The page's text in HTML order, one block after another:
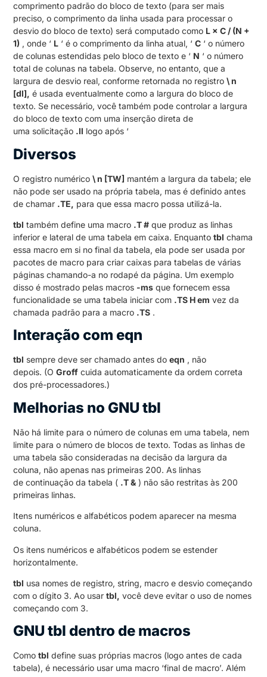
comprimento padrão do bloco de texto (para ser mais
preciso, o comprimento da linha usada para processar o
desvio do bloco de texto) será computado como L × C / (N +
1) , onde ‘ L ‘ é o comprimento da linha atual, ‘C ‘ o número
de colunas estendidas pelo bloco de texto e ‘ N ‘ o número
total de colunas na tabela. Observe, no entanto, que a
largura de desvio real, conforme retornada no registro\ n
[dl], é usada eventualmente como a largura do bloco de
texto. Se necessário, você também pode controlar a largura
do bloco de texto com uma inserção direta de
uma solicitação .ll logo após ‘
Diversos
O registro numérico\ n [TW] mantém a largura da tabela; ele
não pode ser usado na própria tabela, mas é definido antes
de chamar .TE, para que essa macro possa utilizá-la.
tbl também define uma macro .T # que produz as linhas
inferior e lateral de uma tabela em caixa. Enquantotbl chama
essa macro em si no final da tabela, ela pode ser usada por
pacotes de macro para criar caixas para tabelas de várias
páginas chamando-a no rodapé da página. Um exemplo
disso é mostrado pelas macros -ms que fornecem essa
funcionalidade se uma tabela iniciar com .TS H em vez da
chamada padrão para a macro .TS .
Interação com eqn
tbl sempre deve ser chamado antes doeqn , não
depois. (OGroff cuida automaticamente da ordem correta
dos pré-processadores.)
Melhorias no GNU tbl
Não há limite para o número de colunas em uma tabela, nem
limite para o número de blocos de texto. Todas as linhas de
uma tabela são consideradas na decisão da largura da
coluna, não apenas nas primeiras 200. As linhas
de continuação da tabela ( .T & ) não são restritas às 200
primeiras linhas.
Itens numéricos e alfabéticos podem aparecer na mesma
coluna.
Os itens numéricos e alfabéticos podem se estender
horizontalmente.
tbl usa nomes de registro, string, macro e desvio começando
com o dígito 3. Ao usartbl, você deve evitar o uso de nomes
começando com 3.
GNU tbl dentro de macros
Comotbl define suas próprias macros (logo antes de cada
tabela), é necessário usar uma macro ‘final de macro’. Além